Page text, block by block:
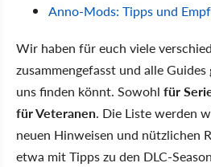
Anno-Mods: Tipps und
Wir haben für euch viele
zusammengefasst und alle
uns finden könnt. Sowohl für
für Veteranen. Die Liste werden
neuen Hinweisen und nützlichen
etwa mit Tipps zu den DLC-